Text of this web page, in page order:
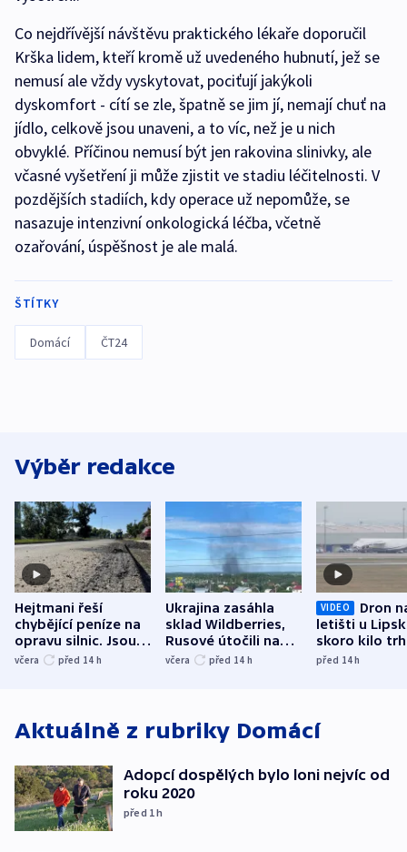
Co nejdřívější návštěvu praktického lékaře doporučil
Krška lidem, kteří kromě už uvedeného hubnutí, jež se
nemusí ale vždy vyskytovat, pociťují jakýkoli
dyskomfort - cítí se zle, špatně se jim jí, nemají chuť na
jídlo, celkově jsou unaveni, a to víc, než je u nich
obvyklé. Příčinou nemusí být jen rakovina slinivky, ale
včasné vyšetření ji může zjistit ve stadiu léčitelnosti. V
pozdějších stadiích, kdy operace už nepomůže, se
nasazuje intenzivní onkologická léčba, včetně
ozařování, úspěšnost je ale malá.
ŠTÍTKY
Domácí ČT24
Výběr redakce
Hejtmani řeší
chybějící peníze na
opravu silnic. Jsou
nenárokové, namítá
včera před 14 h
Ukrajina zasáhla
sklad Wildberries,
Rusové útočili na
trh, hasiče či
včera před 14 h
VIDEO
Dron
letišti u
skoro kilo
indicie
před 14h
Aktuálně z rubriky Domácí
Adopcí dospělých bylo loni nejvíc od
roku 2020
před 1h